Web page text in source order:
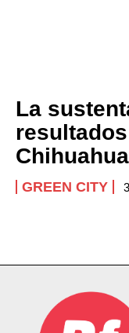
La
Chihuahua
GREEN CITY